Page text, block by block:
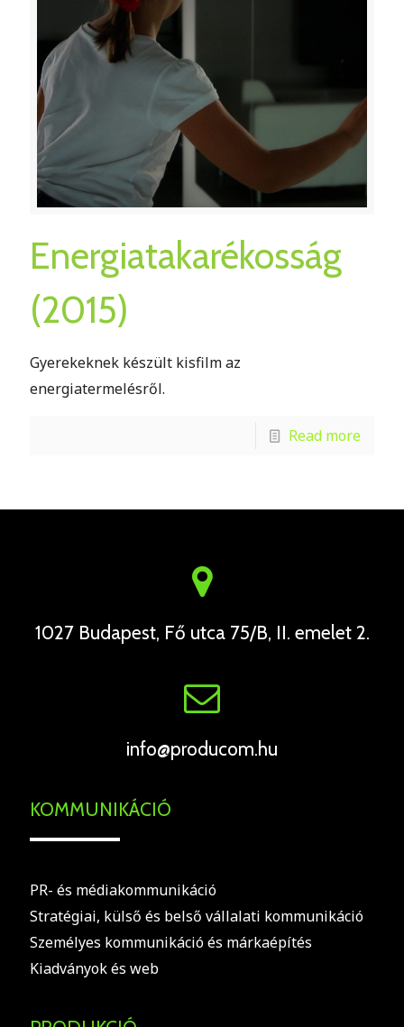
Energiatakarékosság
(2015)
Gyerekeknek készült kisfilm az
energiatermelésről.
Read more
1027 Budapest, Fő utca 75/B, II. emelet 2.
info@producom.hu
KOMMUNIKÁCIÓ
PR- és médiakommunikáció
Stratégiai, külső és belső vállalati kommunikáció
Személyes kommunikáció és márkaépítés
Kiadványok és web